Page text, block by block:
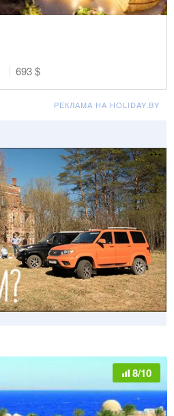
693 $
РЕКЛАМА НА HOLIDAY.BY
8/10